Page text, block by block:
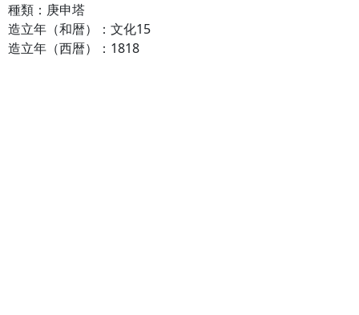
種類：庚申塔
造立年（和暦）：文化15
造立年（西暦）：1818